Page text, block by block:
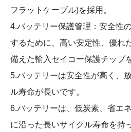
フラットケーブル)を採用。
4.バッテリー保護管理：安全性
するために、高い安定性、優れ
備えた輸入セイコー保護チップ
5.バッテリーは安全性が高く、
ル寿命が長いです。
6.バッテリーは、低炭素、省エ
に沿った長いサイクル寿命を持